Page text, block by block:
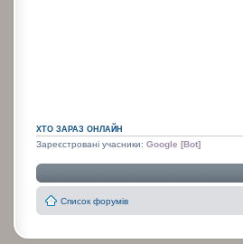
ХТО ЗАРАЗ ОНЛАЙН
Зареєстровані учасники:Google [Bot]
Список форумів